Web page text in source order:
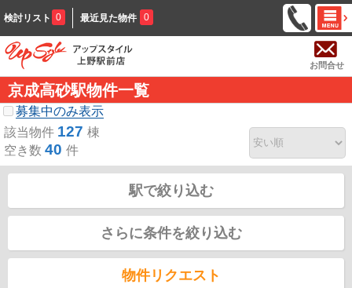
検討リスト 0 最近見た物件 0
お問合せ
京成高砂駅物件一覧
募集中のみ表示
該当物件 127 棟
空き数 40 件
駅で絞り込む
さらに条件を絞り込む
物件リクエスト